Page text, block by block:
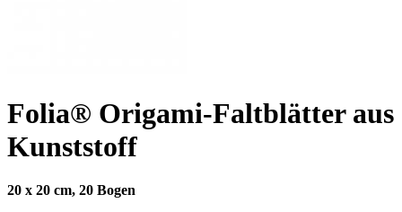
Folia® Origami-Faltblätter aus
Kunststoff
20 x 20 cm, 20 Bogen